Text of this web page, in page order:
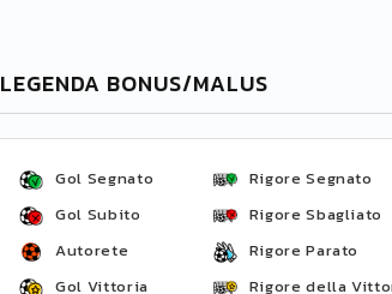
LEGENDA BONUS/MALUS
Gol Segnato
Gol Subito
Autorete
Gol Vittoria
Rigore Segnato
Rigore Sbagliato
Rigore Parato
Rigore della